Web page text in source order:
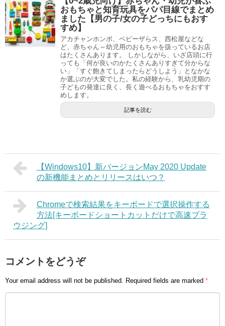
おもちゃと知育玩具をパパ目線でまとめ
ました【男の子/女の子どっちにもおす
すめ】
アカチャンホンポ、ベビーザらス、西松屋などな
ど、赤ちゃん～幼児用のおもちゃを扱っているお店
はたくさんあります。 しかしながら、いざ店頭に行
っても「何が良いのかたくさんありすぎて分からな
い」「すぐ飽きてしまったらどうしよう」となかな
か選ぶのが大変でした。私の経験から、乳幼児期の
子どもの発達に良く、長く遊べるおもちゃをおすす
めします。
記事を読む
【Windows10】新バージョンMay 2020 Update
の新機能まとめとリリースはいつ？
Chromeで検索結果をキーボードで選択操作する
方法[キーボードショートカットだけで高速ブラ
ウジング]
コメントをどうぞ
Your email address will not be published. Required fields are marked *